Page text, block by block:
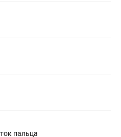
пальца